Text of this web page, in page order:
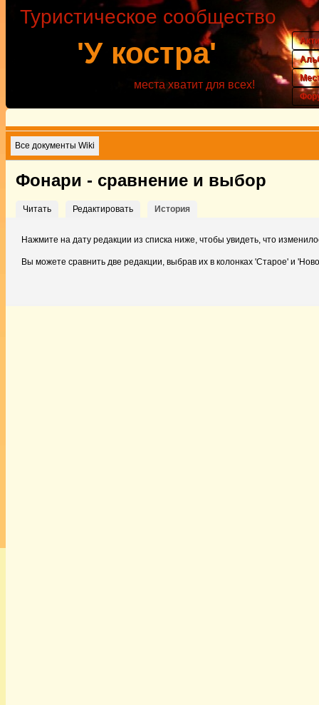
'У костра'
Туристическое сообщество
места хватит для всех!
Все документы Wiki
Фонари - сравнение и выбор
Читать Редактировать История
Нажмите на дату редакции из списка ниже, чтобы увидеть, что
Вы можете сравнить две редакции, выбрав их в колонках 'Старое' и